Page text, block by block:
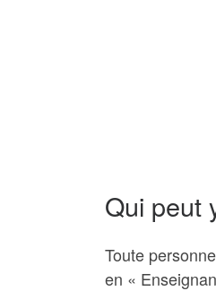
Qui peut
Toute
en «